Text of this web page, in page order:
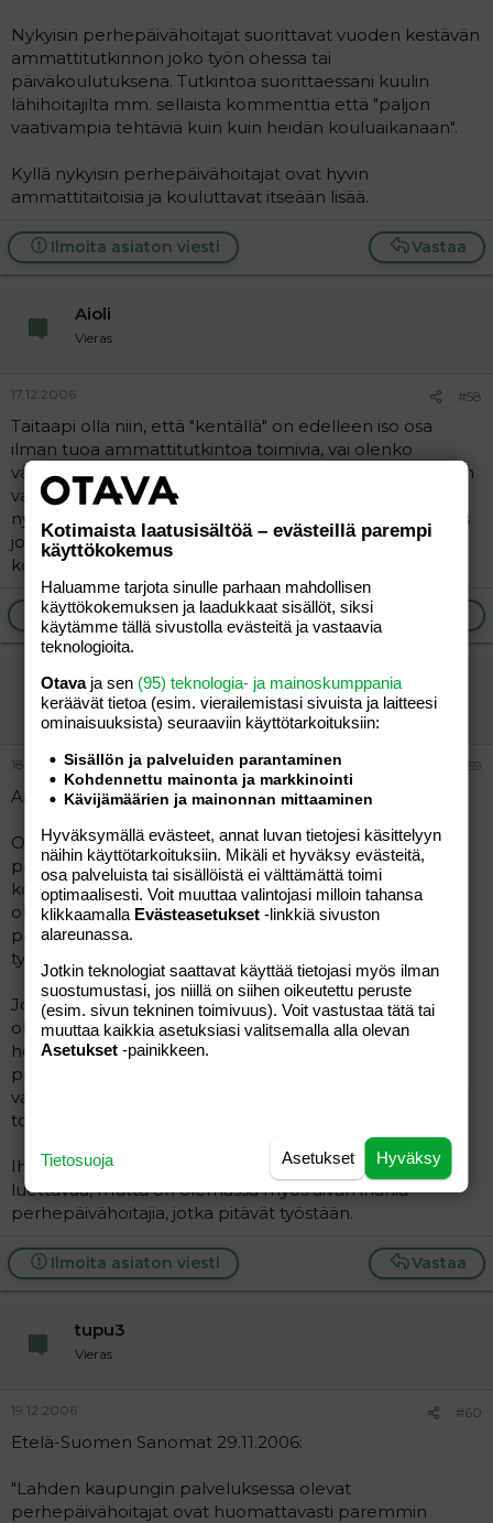
ammattilainen.
Perhepäivähoitja kotona lapsia hoitava, parin kuukauden
kurssin käynyt.
Ei kannata sotkea nimikkeitä.
Nykyisin perhepäivähoitajat suorittavat vuoden kestävän
ammattitutkinnon joko työn ohessa tai
päiväkoulutuksena. Tutkintoa suorittaessani kuulin
lähihoitajilta mm. sellaista kommenttia että "paljon
vaativampia tehtäviä kuin kuin heidän kouluaikanaan".
Kyllä nykyisin perhepäivähoitajat ovat hyvin
ammattitaitoisia ja kouluttavat itseään lisää.
Vastaa
Ilmoita asiaton viesti
Aioli
Vieras
17.12.2006 #58
Taitaapi olla niin, että "kentällä" on edelleen iso osa
ilman tuoa ammattitutkintoa toimivia, vai olenko
väärässä? Ammattitaito ja motivaatio jatkokoulutukseen
varmasti vaihtelee hyvinkin laidasta laitaan. Mutta kun
nyt on kai parikin ammattilaista "linjoilla", kertokaapa jos
joudatte, minkä verran tuota ulkopuolista
kontrollia/valvontaa työssänne on ja miten toimii?
Ilmoita asiaton viesti
perhepäivähoitaja
Vieras
18.12.2006 #59
Aioli:
Olet oikeassa,että ns. vanhalla sukupolvella
perhepäivähoitajia ei kaikilla ole motivaatiota lähteä
koulutukseen eli tutkinto puuttuu. Ja itse kentällä
ollessani olen tullut siihen tulokseen, että huono
palkkaus ja ammatin epäarvostus laskevat
työmotivaatiota.
Jokaisella alueella on oma perhepäivähoidon
ohjaajansa, joka järjestää koulutuksia, ohjaa ja neuvoo
hoitajia sekä valvoo heidän työtään. Tosi on,että joka
päivä ei ohjaaja voi tulla "tarkistuskäynnille", mutta
vanhemmat voivat raportoida ohjaajalle jos hoitajan
toiminnassa ilmenee puutteita.
Ihan yleiseti ottaen tämä viestiketju on aika surullista
luettavaa, mutta on olemassa myös aivan ihania
perhepäivähoitajia, jotka pitävät työstään.
Vastaa
Ilmoita asiaton viesti
tupu3
Vieras
19.12.2006 #60
Etelä-Suomen Sanomat 29.11.2006:
"Lahden kaupungin palveluksessa olevat
perhepäivähoitajat ovat huomattavasti paremmin
Kotimaista laatusisältöä – evästeillä parempi
käyttökokemus
Haluamme tarjota sinulle parhaan mahdollisen
käyttökokemuksen ja laadukkaat sisällöt, siksi
käytämme tällä sivustolla evästeitä ja vastaavia
teknologioita.
Otavaja sen (95) teknologia- ja mainoskumppania
keräävät tietoa (esim. vierailemis­tasi sivuista ja laitteesi
ominaisuuk­sista) seuraaviin käyttötarkoituksiin:
Sisällön ja palveluiden parantaminen
Kohdennettu mainonta ja markkinointi
Kävijämäärien ja mainonnan mittaaminen
Hyväksymällä evästeet, annat luvan tietojesi käsittelyyn
näihin käyttötarkoituksiin. Mikäli et hyväksy evästeitä,
osa palveluista tai sisällöistä ei välttämättä toimi
optimaalisesti. Voit muuttaa valintojasi milloin tahansa
klikkaamalla Evästeasetukset -linkkiä sivuston
alareunassa.
Jotkin teknologiat saattavat käyttää tietojasi myös ilman
suostumustasi, jos niillä on siihen oikeutettu peruste
(esim. sivun tekninen toimivuus). Voit vastustaa tätä tai
muuttaa kaikkia asetuksiasi valitsemalla alla olevan
Asetukset -painikkeen.
Hyväksy
Asetukset
Tietosuoja